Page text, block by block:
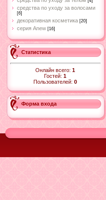
средства по уходу за волосами
[6]
декоративная косметика [20]
серия Anew [16]
Статистика
Онлайн всего: 1
Гостей: 1
Пользователей: 0
Форма входа